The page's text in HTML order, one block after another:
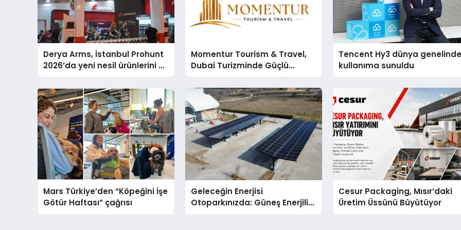
Derya Arms, İstanbul Prohunt
2026’da yeni nesil ürünlerini ve
global marka vizyonunu
sergiledi
Momentur Tourism & Travel,
Dubai Turizminde Güçlü
Operasyon Ağıyla Fark
Yaratıyor
Tencent Hy3 dünya
kullanıma sunuldu
Mars Türkiye’den “Köpeğini İşe
Götür Haftası” çağrısı
Geleceğin Enerjisi
Otoparkınızda: Güneş Enerjili
Carport (Solar Otopark)
Cesur Packaging, Mısır’daki
Üretim Üssünü Büyütüyor